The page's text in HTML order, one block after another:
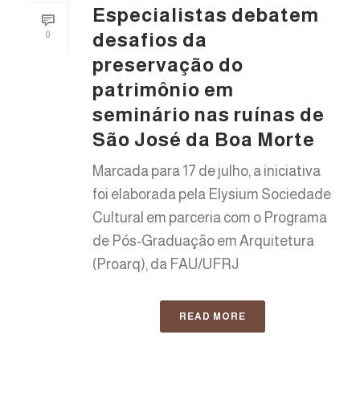
0
Especialistas debatem
desafios da
preservação do
patrimônio em
seminário nas ruínas de
São José da Boa Morte
Marcada para 17 de julho, a iniciativa
foi elaborada pela Elysium Sociedade
Cultural em parceria com o Programa
de Pós-Graduação em Arquitetura
(Proarq), da FAU/UFRJ
READ MORE